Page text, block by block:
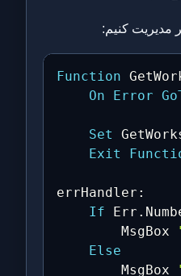
مدیریت کنیم:
Function
On
Error
Set
Exit
errHandler :
If Err .
        MsgBox
Else
        MsgBox